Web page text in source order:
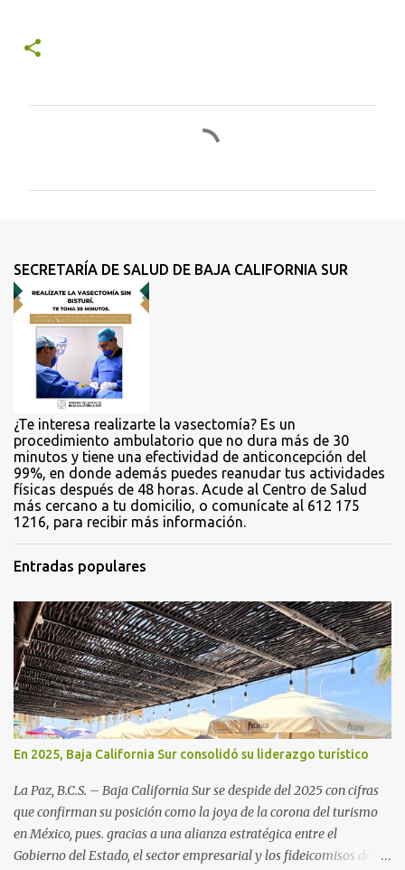
t
a
r
o
SECRETARÍA DE SALUD DE BAJA CALIFORNIA SUR
¿Te interesa realizarte la vasectomía? Es un
procedimiento ambulatorio que no dura más de 30
minutos y tiene una efectividad de anticoncepción del
99%, en donde además puedes reanudar tus actividades
físicas después de 48 horas. Acude al Centro de Salud
más cercano a tu domicilio, o comunícate al 612 175
1216, para recibir más información.
Entradas populares
En 2025, Baja California Sur consolidó su liderazgo turístico
La Paz, B.C.S. – Baja California Sur se despide del 2025 con cifras
que confirman su posición como la joya de la corona del turismo
en México, pues. gracias a una alianza estratégica entre el
Gobierno del Estado, el sector empresarial y los fideicomisos de